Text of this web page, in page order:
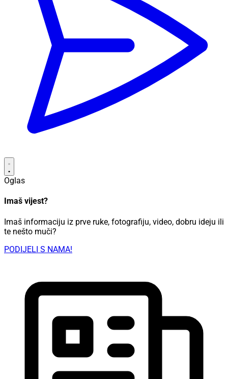
Oglas
Imaš vijest?
Imaš informaciju iz prve ruke, fotografiju, video, dobru ideju ili
te nešto muči?
PODIJELI S NAMA!